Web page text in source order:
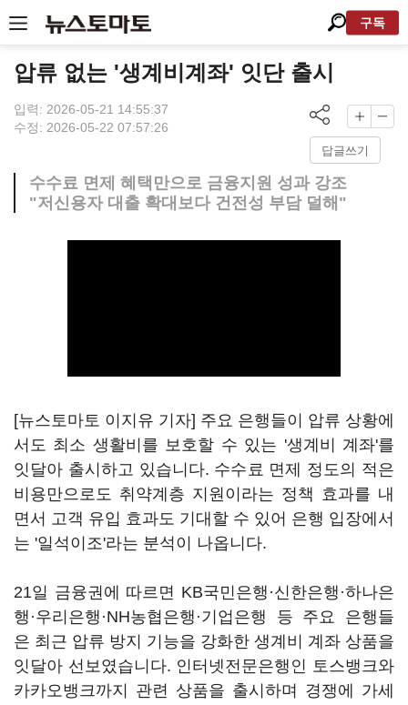
구독
압류 없는 '생계비계좌' 잇단 출시
입력: 2026-05-21 14:55:37
수정: 2026-05-22 07:57:26
답글쓰기
수수료 면제 혜택만으로 금융지원 성과 강조
"저신용자 대출 확대보다 건전성 부담 덜해"
[뉴스토마토 이지유 기자] 주요 은행들이 압류 상황에
서도 최소 생활비를 보호할 수 있는 '생계비 계좌'를
잇달아 출시하고 있습니다. 수수료 면제 정도의 적은
비용만으로도 취약계층 지원이라는 정책 효과를 내
면서 고객 유입 효과도 기대할 수 있어 은행 입장에서
는 '일석이조'라는 분석이 나옵니다.
21일 금융권에 따르면 KB국민은행·신한은행·하나은
행·우리은행·NH농협은행·기업은행 등 주요 은행들
은 최근 압류 방지 기능을 강화한 생계비 계좌 상품을
잇달아 선보였습니다. 인터넷전문은행인 토스뱅크와
카카오뱅크까지 관련 상품을 출시하며 경쟁에 가세